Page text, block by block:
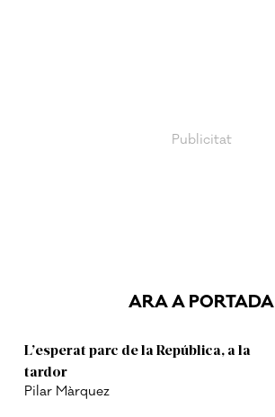
ARA A PORTADA
L’esperat parc de la República, a la
tardor
Pilar Màrquez